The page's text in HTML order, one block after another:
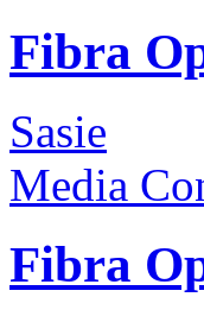
Fibra
Sasie
Media
Fibra